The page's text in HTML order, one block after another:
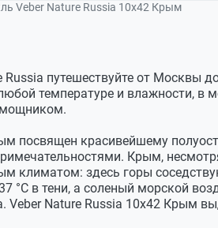
Veber Nature Russia 10x42 Крым
путешествуйте от Москвы
температуре и влажности, в
посвящен красивейшему
Крым,
климатом: здесь горы
°C в тени, а соленый морской
Veber Nature Russia 10x42 Крым
4 элемента в 3 группах
42 мм
24,5 мм
17,2 мм